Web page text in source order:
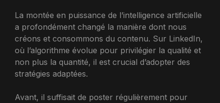
La montée en puissance de l’intelligence artificielle
a profondément changé la manière dont nous
créons et consommons du contenu. Sur LinkedIn,
où l’algorithme évolue pour privilégier la qualité et
non plus la quantité, il est crucial d’adopter des
stratégies adaptées.
Avant, il suffisait de poster régulièrement pour